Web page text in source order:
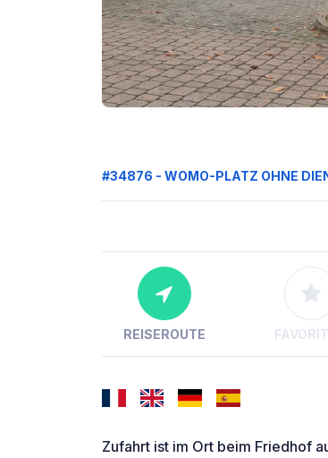
#34876 - WOMO-PLATZ OHNE
REISEROUTE
Zufahrt ist im Ort beim Friedhof